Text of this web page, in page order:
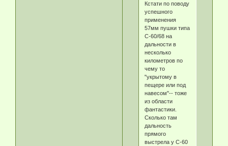
Кстати по поводу
успешного
применения
57мм пушки типа
С-60/68 на
дальности в
несколько
километров по
чему то
"укрытому в
пещере или под
навесом"-- тоже
из области
фантастики.
Сколько там
дальность
прямого
выстрела у С-60